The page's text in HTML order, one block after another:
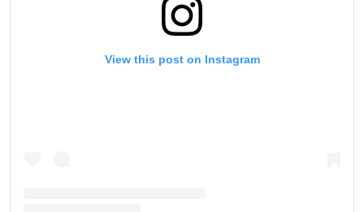
View this post on Instagram